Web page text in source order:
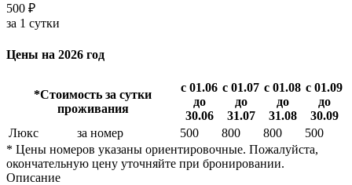
500 ₽
за 1 сутки
Цены на 2026 год
*Стоимость за сутки
проживания
с 01.06
до
30.06
с 01.07
до
31.07
с 01.08
до
31.08
с 01.09
до
30.09
Люкс
за номер 500 800 800
500
* Цены номеров указаны ориентировочные. Пожалуйста,
окончательную цену уточняйте при бронировании.
Описание